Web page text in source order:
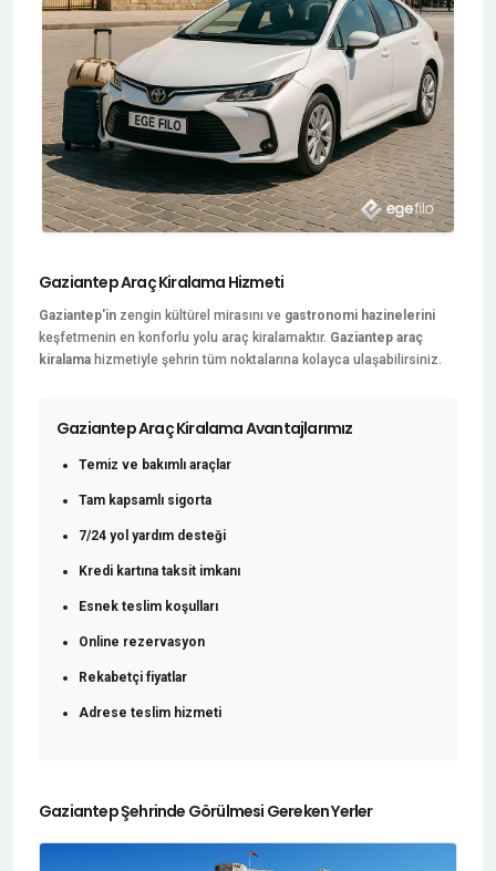
Gaziantep Araç Kiralama Hizmeti
Gaziantep'in zengin kültürel mirasını ve gastronomi hazinelerini
keşfetmenin en konforlu yolu araç kiralamaktır. Gaziantep araç
kiralama hizmetiyle şehrin tüm noktalarına kolayca ulaşabilirsiniz.
Gaziantep Araç Kiralama Avantajlarımız
Temiz ve bakımlı araçlar
Tam kapsamlı sigorta
7/24 yol yardım desteği
Kredi kartına taksit imkanı
Esnek teslim koşulları
Online rezervasyon
Rekabetçi fiyatlar
Adrese teslim hizmeti
Gaziantep Şehrinde Görülmesi Gereken Yerler